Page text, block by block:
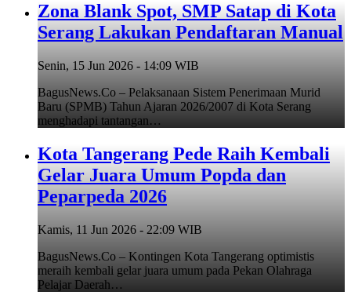
Zona Blank Spot, SMP Satap di Kota
Serang Lakukan Pendaftaran Manual
Senin, 15 Jun 2026 - 14:09 WIB
BagusNews.Co – Pelaksanaan Sistem Penerimaan Murid
Baru (SPMB) Tahun Ajaran 2026/2007 di Kota Serang
menghadapi tantangan…
Kota Tangerang Pede Raih Kembali
Gelar Juara Umum Popda dan
Peparpeda 2026
Kamis, 11 Jun 2026 - 22:09 WIB
BagusNews.Co – Kontingen Kota Tangerang optimistis
meraih kembali gelar juara umum pada Pekan Olahraga
Pelajar Daerah…